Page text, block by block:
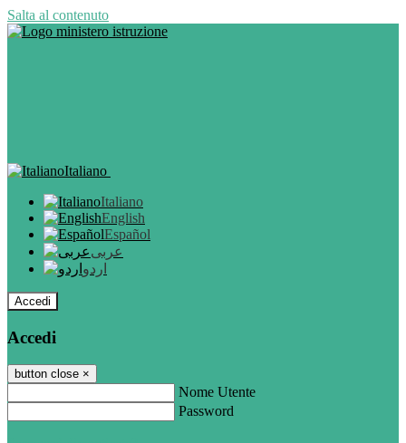
Salta al contenuto
Italiano
Italiano
English
Español
عربى
اردو
Accedi
Accedi
button close ×
Nome Utente
Password